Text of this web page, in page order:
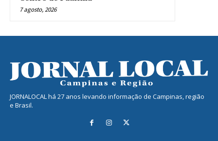
7 agosto, 2026
JORNALOCAL há 27 anos levando informação de Campinas, região
e Brasil.